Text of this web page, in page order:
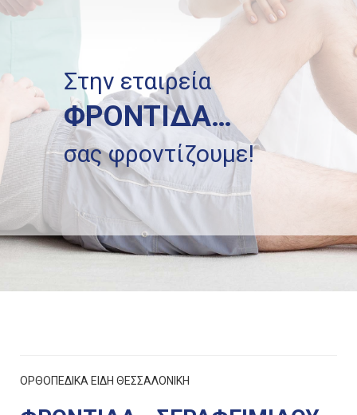
Στην εταιρεία
ΦΡΟΝΤΙΔΑ…
σας φροντίζουμε!
ΟΡΘΟΠΕΔΙΚΑ ΕΙΔΗ ΘΕΣΣΑΛΟΝΙΚΗ